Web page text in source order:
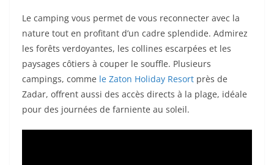
Le camping vous permet de vous reconnecter avec la
nature tout en profitant d’un cadre splendide. Admirez
les forêts verdoyantes, les collines escarpées et les
paysages côtiers à couper le souffle. Plusieurs
campings, comme le Zaton Holiday Resort près de
Zadar, offrent aussi des accès directs à la plage, idéale
pour des journées de farniente au soleil.